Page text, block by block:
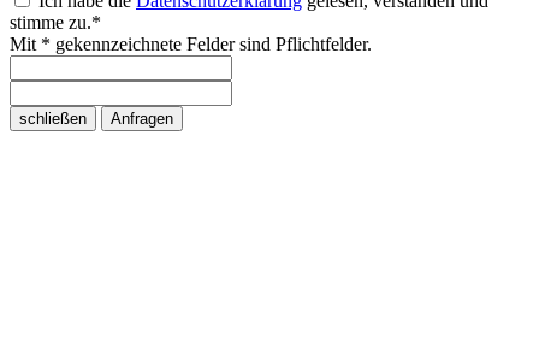
stimme zu.*
Mit * gekennzeichnete Felder sind Pflichtfelder.
schließen Anfragen